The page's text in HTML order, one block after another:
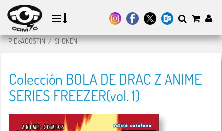
P. DeAGOSTINI/SHONEN
Colección BOLA DE DRAC Z ANIME
SERIES FREEZER(vol. 1)